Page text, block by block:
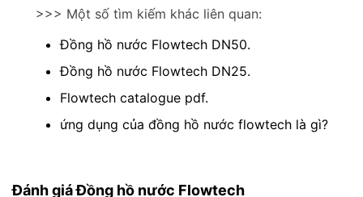
>>> Một số tìm kiếm khác liên quan:
Đồng hồ nước Flowtech DN50.
Đồng hồ nước Flowtech DN25.
Flowtech catalogue pdf.
ứng dụng của đồng hồ nước flowtech là gì?
Đánh giá Đồng hồ nước Flowtech